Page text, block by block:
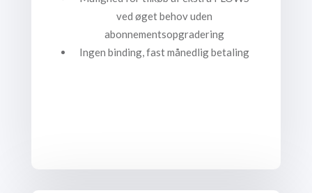
ved øget behov uden
abonnementsopgradering
Ingen binding, fast månedlig betaling